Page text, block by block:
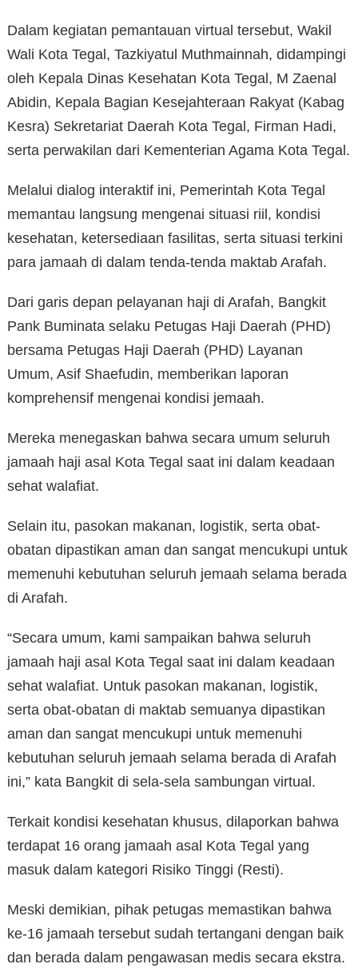
Dalam kegiatan pemantauan virtual tersebut, Wakil
Wali Kota Tegal, Tazkiyatul Muthmainnah, didampingi
oleh Kepala Dinas Kesehatan Kota Tegal, M Zaenal
Abidin, Kepala Bagian Kesejahteraan Rakyat (Kabag
Kesra) Sekretariat Daerah Kota Tegal, Firman Hadi,
serta perwakilan dari Kementerian Agama Kota Tegal.
Melalui dialog interaktif ini, Pemerintah Kota Tegal
memantau langsung mengenai situasi riil, kondisi
kesehatan, ketersediaan fasilitas, serta situasi terkini
para jamaah di dalam tenda-tenda maktab Arafah.
Dari garis depan pelayanan haji di Arafah, Bangkit
Pank Buminata selaku Petugas Haji Daerah (PHD)
bersama Petugas Haji Daerah (PHD) Layanan
Umum, Asif Shaefudin, memberikan laporan
komprehensif mengenai kondisi jemaah.
Mereka menegaskan bahwa secara umum seluruh
jamaah haji asal Kota Tegal saat ini dalam keadaan
sehat walafiat.
Selain itu, pasokan makanan, logistik, serta obat-
obatan dipastikan aman dan sangat mencukupi untuk
memenuhi kebutuhan seluruh jemaah selama berada
di Arafah.
“Secara umum, kami sampaikan bahwa seluruh
jamaah haji asal Kota Tegal saat ini dalam keadaan
sehat walafiat. Untuk pasokan makanan, logistik,
serta obat-obatan di maktab semuanya dipastikan
aman dan sangat mencukupi untuk memenuhi
kebutuhan seluruh jemaah selama berada di Arafah
ini,” kata Bangkit di sela-sela sambungan virtual.
Terkait kondisi kesehatan khusus, dilaporkan bahwa
terdapat 16 orang jamaah asal Kota Tegal yang
masuk dalam kategori Risiko Tinggi (Resti).
Meski demikian, pihak petugas memastikan bahwa
ke-16 jamaah tersebut sudah tertangani dengan baik
dan berada dalam pengawasan medis secara ekstra.